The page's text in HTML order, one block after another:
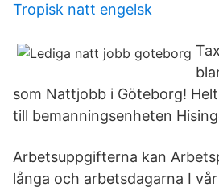
Tropisk natt engelsk
som Nattjobb i Göteborg!
till bemanningsenheten
Arbetsuppgifterna kan
långa och arbetsdagarna I